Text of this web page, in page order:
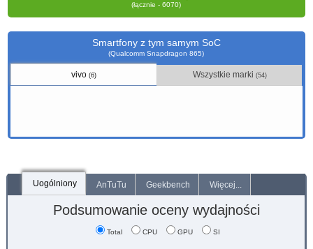
(łącznie - 6070)
Smartfony z tym samym SoC
(Qualcomm Snapdragon 865)
vivo(6) Wszystkie marki (54)
Uogólniony AnTuTu Geekbench Więcej...
Podsumowanie oceny wydajności
Total CPU GPU SI